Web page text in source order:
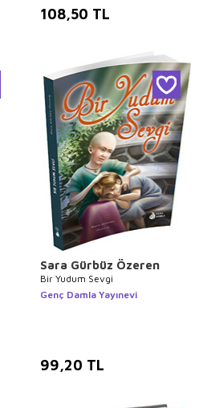
108,50 TL
Sara Gürbüz Özeren
Bir Yudum Sevgi
Genç Damla Yayınevi
99,20 TL